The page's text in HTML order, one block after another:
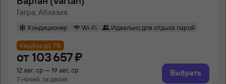
Гагра, Абхазия
Кондиционер Wi-Fi Идеально для отдыха парой
Кешбэк до 7%
от 103 ⁠657 ⁠₽
12 авг, ср — 19 авг, ср
7 ночей, за двоих
Выбрать